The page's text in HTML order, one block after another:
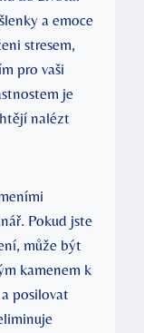
a emoce
stresem,
pro vaši
je
nalézt
Pokud jste
může být
kamenem k
posilovat